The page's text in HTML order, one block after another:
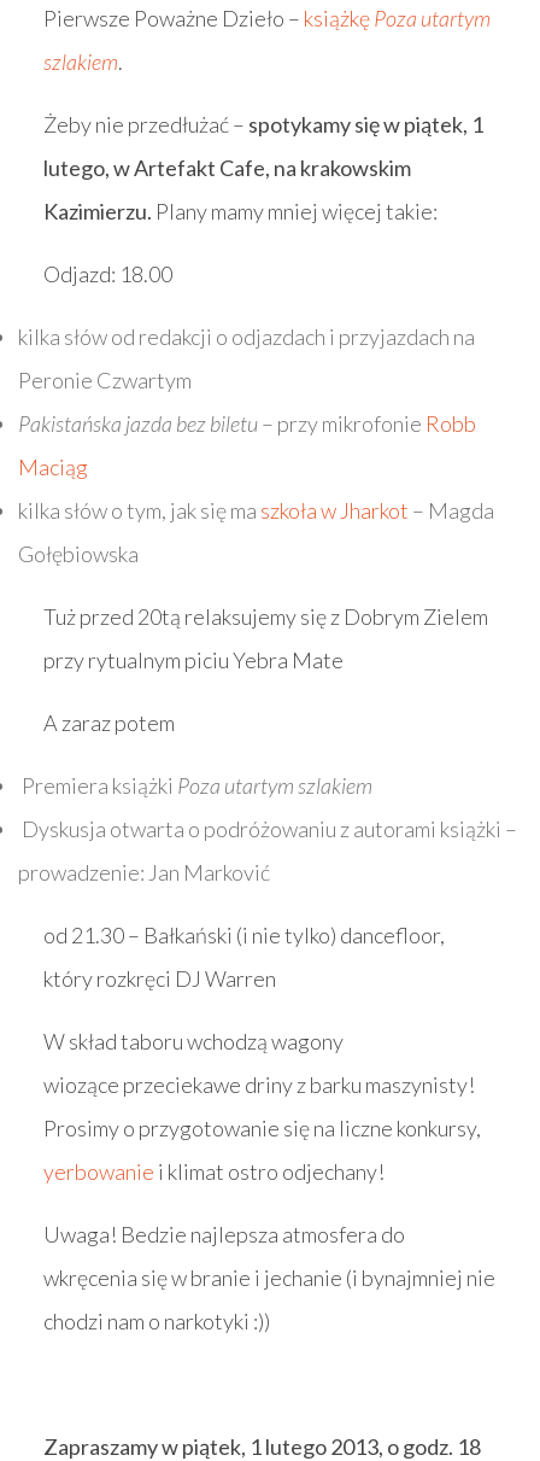
Pierwsze Poważne Dzieło – książkęPoza utartym
szlakiem.
Żeby nie przedłużać – spotykamy się w piątek, 1
lutego, w Artefakt Cafe, na krakowskim
Kazimierzu. Plany mamy mniej więcej takie:
Odjazd: 18.00
kilka słów od redakcji o odjazdach i przyjazdach na
Peronie Czwartym
Pakistańska jazda bez biletu– przy mikrofonie Robb
Maciąg
kilka słów o tym, jak się ma szkoła w Jharkot – Magda
Gołębiowska
Tuż przed 20tą relaksujemy się z Dobrym Zielem
przy rytualnym piciu Yebra Mate
A zaraz potem
Premiera książki Poza utartym szlakiem
Dyskusja otwarta o podróżowaniu z autorami książki –
prowadzenie: Jan Marković
od 21.30 – Bałkański (i nie tylko) dancefloor,
który rozkręci DJ Warren
W skład taboru wchodzą wagony
wiozące przeciekawe driny z barku maszynisty!
Prosimy o przygotowanie się na liczne konkursy,
yerbowanie i klimat ostro odjechany!
Uwaga! Bedzie najlepsza atmosfera do
wkręcenia się w branie i jechanie (i bynajmniej nie
chodzi nam o narkotyki :))
Zapraszamy w piątek, 1 lutego 2013, o godz. 18